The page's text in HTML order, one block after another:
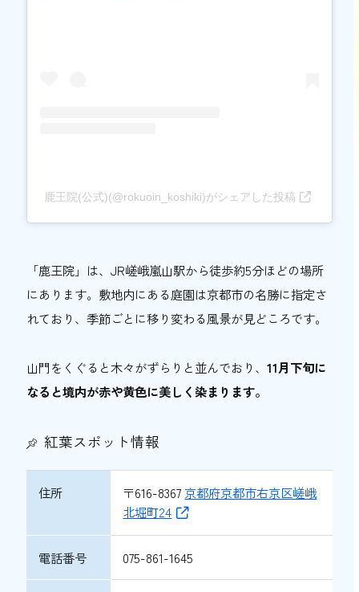
鹿王院(公式)(@rokuoin_koshiki)がシェアした投稿
「鹿王院」は、JR嵯峨嵐山駅から徒歩約5分ほどの場所
にあります。敷地内にある庭園は京都市の名勝に指定さ
れており、季節ごとに移り変わる風景が見どころです。
山門をくぐると木々がずらりと並んでおり、 11月下旬に
なると境内が赤や黄色に美しく染まります。
紅葉スポット情報
住所 〒616-8367 京都府京都市右京区嵯峨
北堀町24
電話番号 075-861-1645